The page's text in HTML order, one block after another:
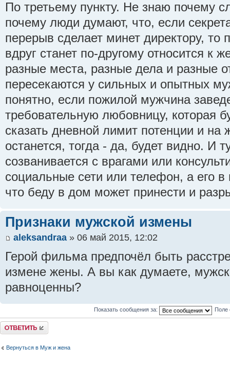
По третьему пункту. Не знаю почему
почему люди думают, что, если
перерыв сделает минет директору,
вдруг станет по-другому относится к
разные места, разные дела и разные
пересекаются у сильных и опытных
понятно, если пожилой мужчина
требовательную любовницу, которая
сказать дневной лимит потенции и на
останется, тогда - да, будет видно. И
созванивается с врагами или
социальные сети или телефон, а его
что беду в дом может принести и
Признаки мужской измены
aleksandraa » 06 май 2015, 12:02
Герой фильма предпочёл быть
измене жены. А вы как думаете,
равноценны?
Показать сообщения за: Поле
Ответить
Вернуться в Муж и жена